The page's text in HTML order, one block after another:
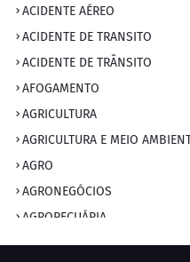
ACIDENTE AÉREO
ACIDENTE DE TRANSITO
ACIDENTE DE TRÂNSITO
AFOGAMENTO
AGRICULTURA
AGRICULTURA E MEIO
AGRO
AGRONEGÓCIOS
AGROPECUÁRIA
AMBIENTE